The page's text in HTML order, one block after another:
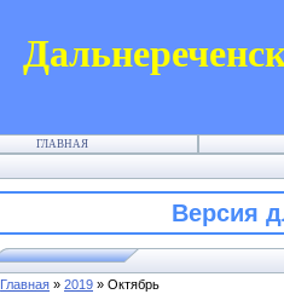
ГЛАВНАЯ
Версия
Главная » 2019 » Октябрь